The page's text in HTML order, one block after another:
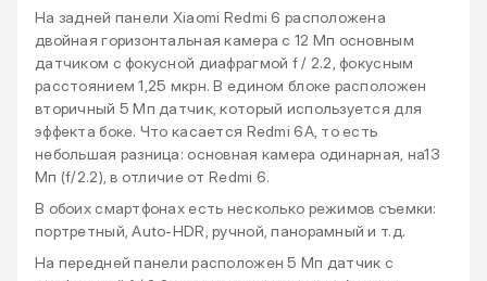
На задней панели Xiaomi Redmi 6 расположена
двойная горизонтальная камера с 12 Мп основным
датчиком с фокусной диафрагмой f / 2.2, фокусным
расстоянием 1,25 мкрн. В едином блоке расположен
вторичный 5 Мп датчик, который используется для
эффекта боке. Что касается Redmi 6A, то есть
небольшая разница: основная камера одинарная, на13
Мп (f/2.2), в отличие от Redmi 6.
В обоих смартфонах есть несколько режимов съемки:
портретный, Auto-HDR, ручной, панорамный и т.д.
На передней панели расположен 5 Мп датчик с